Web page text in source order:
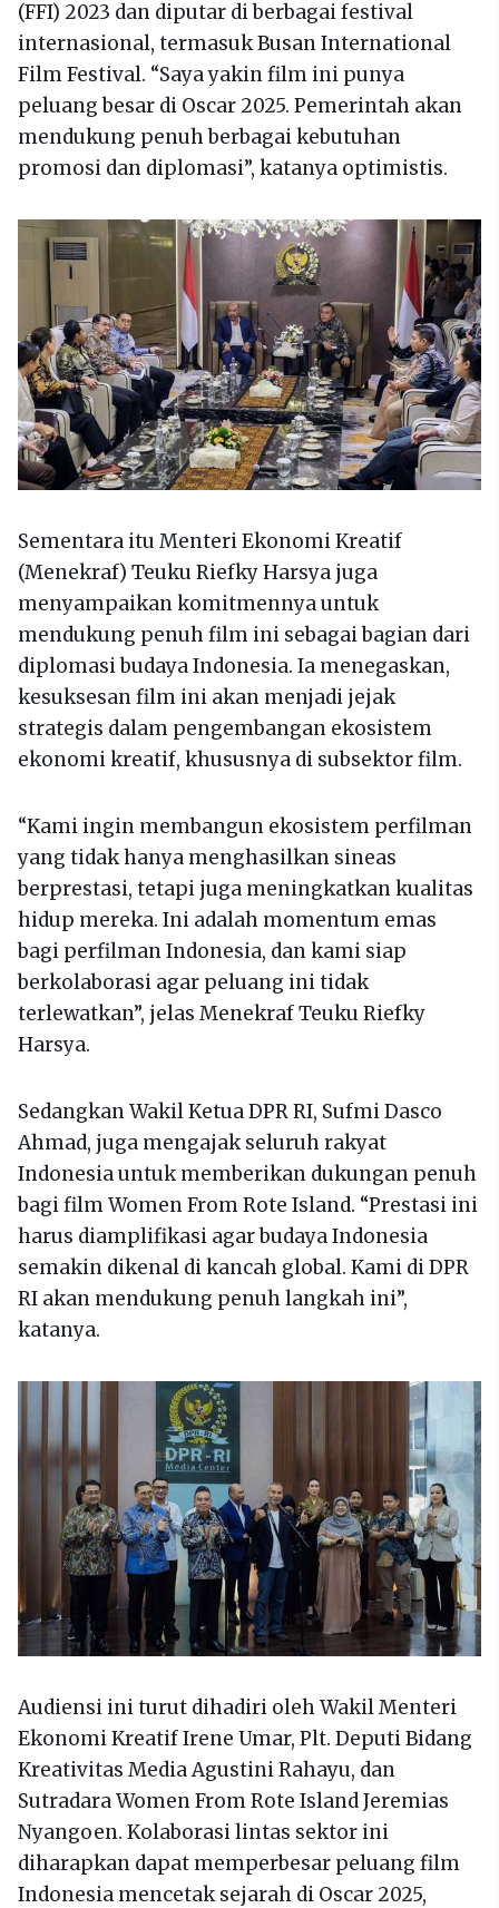
(FFI) 2023 dan diputar di berbagai festival
internasional, termasuk Busan International
Film Festival. “Saya yakin film ini punya
peluang besar di Oscar 2025. Pemerintah akan
mendukung penuh berbagai kebutuhan
promosi dan diplomasi”, katanya optimistis.
Sementara itu Menteri Ekonomi Kreatif
(Menekraf) Teuku Riefky Harsya juga
menyampaikan komitmennya untuk
mendukung penuh film ini sebagai bagian dari
diplomasi budaya Indonesia. Ia menegaskan,
kesuksesan film ini akan menjadi jejak
strategis dalam pengembangan ekosistem
ekonomi kreatif, khususnya di subsektor film.
“Kami ingin membangun ekosistem perfilman
yang tidak hanya menghasilkan sineas
berprestasi, tetapi juga meningkatkan kualitas
hidup mereka. Ini adalah momentum emas
bagi perfilman Indonesia, dan kami siap
berkolaborasi agar peluang ini tidak
terlewatkan”, jelas Menekraf Teuku Riefky
Harsya.
Sedangkan Wakil Ketua DPR RI, Sufmi Dasco
Ahmad, juga mengajak seluruh rakyat
Indonesia untuk memberikan dukungan penuh
bagi film Women From Rote Island. “Prestasi ini
harus diamplifikasi agar budaya Indonesia
semakin dikenal di kancah global. Kami di DPR
RI akan mendukung penuh langkah ini”,
katanya.
Audiensi ini turut dihadiri oleh Wakil Menteri
Ekonomi Kreatif Irene Umar, Plt. Deputi Bidang
Kreativitas Media Agustini Rahayu, dan
Sutradara Women From Rote Island Jeremias
Nyangoen. Kolaborasi lintas sektor ini
diharapkan dapat memperbesar peluang film
Indonesia mencetak sejarah di Oscar 2025,